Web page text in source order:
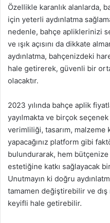
Özellikle karanlık alanlarda,
için yeterli aydınlatma
nedenle, bahçe apliklerinizi
ve ışık açısını da dikkate
aydınlatma, bahçenizdeki
hale getirerek, güvenli bir
olacaktır.
2023 yılında bahçe aplik
yayılmakta ve birçok
verimliliği, tasarım, malzeme
yapacağınız platform gibi
bulundurarak, hem
estetiğine katkı sağlayacak
Unutmayın ki doğru
tamamen değiştirebilir ve dış
keyifli hale getirebilir.